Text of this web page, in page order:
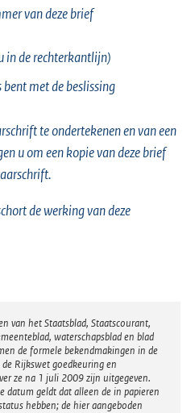
van deze brief
in de rechterkantlijn)
met de beslissing
te ondertekenen en van een
u om een kopie van deze brief
de werking van deze
van het Staatsblad, Staatscourant,
waterschapsblad en blad
de formele bekendmakingen in de
Rijkswet goedkeuring en
ze na 1 juli 2009 zijn uitgegeven.
datum geldt dat alleen de in papieren
hebben; de hier aangeboden